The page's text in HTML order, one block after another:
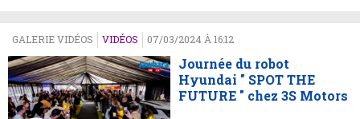
GALERIE VIDÉOS VIDÉOS 07/03/2024 À 16:12
Journée du robot
Hyundai " SPOT THE
FUTURE " chez 3S Motors